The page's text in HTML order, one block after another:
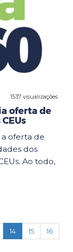
1537 visualizações
oferta de
oferta de
dos
Ao todo,
14(current)
15
16